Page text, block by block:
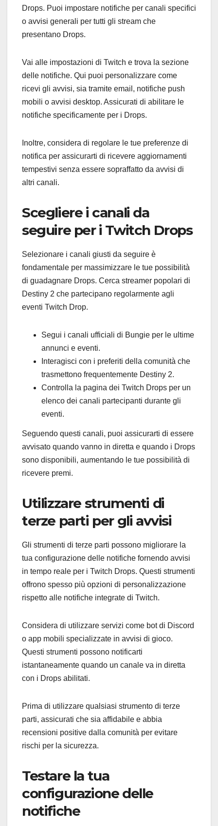
Drops. Puoi impostare notifiche per canali specifici
o avvisi generali per tutti gli stream che
presentano Drops.
Vai alle impostazioni di Twitch e trova la sezione
delle notifiche. Qui puoi personalizzare come
ricevi gli avvisi, sia tramite email, notifiche push
mobili o avvisi desktop. Assicurati di abilitare le
notifiche specificamente per i Drops.
Inoltre, considera di regolare le tue preferenze di
notifica per assicurarti di ricevere aggiornamenti
tempestivi senza essere sopraffatto da avvisi di
altri canali.
Scegliere i canali da
seguire per i Twitch Drops
Selezionare i canali giusti da seguire è
fondamentale per massimizzare le tue possibilità
di guadagnare Drops. Cerca streamer popolari di
Destiny 2 che partecipano regolarmente agli
eventi Twitch Drop.
Segui i canali ufficiali di Bungie per le ultime
annunci e eventi.
Interagisci con i preferiti della comunità che
trasmettono frequentemente Destiny 2.
Controlla la pagina dei Twitch Drops per un
elenco dei canali partecipanti durante gli
eventi.
Seguendo questi canali, puoi assicurarti di essere
avvisato quando vanno in diretta e quando i Drops
sono disponibili, aumentando le tue possibilità di
ricevere premi.
Utilizzare strumenti di
terze parti per gli avvisi
Gli strumenti di terze parti possono migliorare la
tua configurazione delle notifiche fornendo avvisi
in tempo reale per i Twitch Drops. Questi strumenti
offrono spesso più opzioni di personalizzazione
rispetto alle notifiche integrate di Twitch.
Considera di utilizzare servizi come bot di Discord
o app mobili specializzate in avvisi di gioco.
Questi strumenti possono notificarti
istantaneamente quando un canale va in diretta
con i Drops abilitati.
Prima di utilizzare qualsiasi strumento di terze
parti, assicurati che sia affidabile e abbia
recensioni positive dalla comunità per evitare
rischi per la sicurezza.
Testare la tua
configurazione delle
notifiche